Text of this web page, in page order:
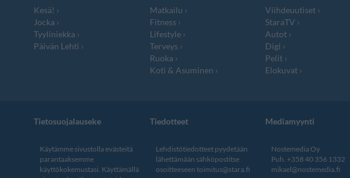
Kesä!
Jocka
Tyyliniekka
Päivän Lehti
Matkailu
Fitness
Lifestyle
Terveys
Ruoka
Koti & Asuminen
Viihdeuutiset
StaraTV
Autot
Digi
Pelit
Elokuvat
Tietosuojalauseke
Käytämme sivustolla evästeitä
parantaaksemme
käyttökokemustasi. Käyttämällä
Tiedotteet
Lehdistötiedotteet pyydetään
lähettämään sähköpostitse
osoitteeseen toimitus@stara.fi
Mediamyynti
Nostemedia Oy
Puh. +358 40 356 1332
mikael@nostemedia.fi